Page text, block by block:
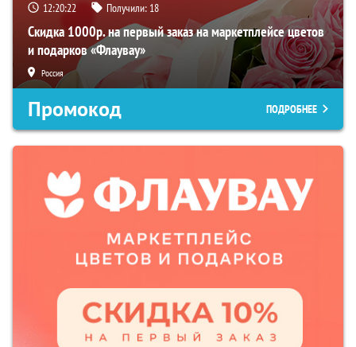
12:20:21 Получили: 18
Скидка 1000р. на первый заказ на маркетплейсе цветов
и подарков «Флаувау»
Россия
Промокод ПОДРОБНЕЕ